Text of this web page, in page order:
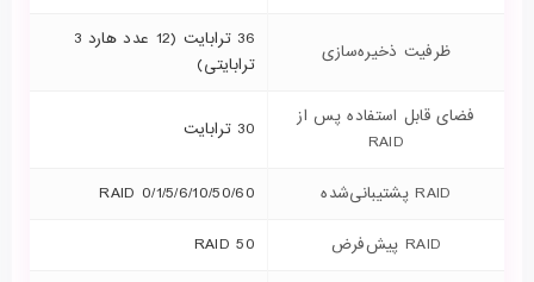
ظرفیت ذخیره‌سازی
36 ترابایت (12 عدد هارد 3
ترابایتی)
فضای قابل استفاده پس از
RAID
30 ترابایت
RAID پشتیبانی‌شده RAID 0/1/5/6/10/50/60
RAID پیش‌فرض RAID 50